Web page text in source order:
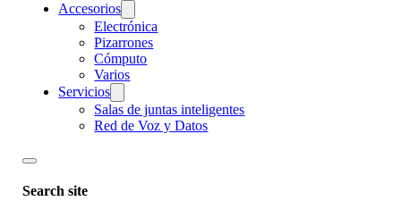
Accesorios
Electrónica
Pizarrones
Cómputo
Varios
Servicios
Salas de juntas inteligentes
Red de Voz y Datos
Search site